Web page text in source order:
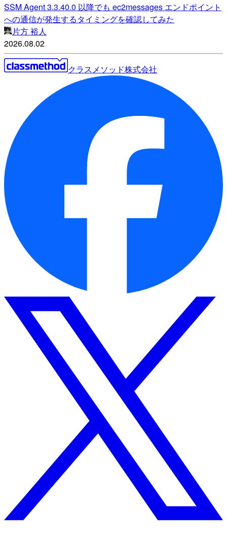
SSM Agent 3.3.40.0 以降でも ec2messages エンドポイント
への通信が発生するタイミングを確認してみた
片方 裕人
2026.08.02
クラスメソッド株式会社